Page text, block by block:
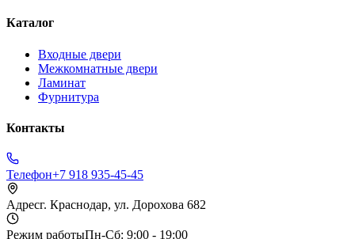
Каталог
Входные двери
Межкомнатные двери
Ламинат
Фурнитура
Контакты
Телефон+7 918 935-45-45
Адресг. Краснодар, ул. Дорохова 682
Режим работыПн-Сб: 9:00 - 19:00